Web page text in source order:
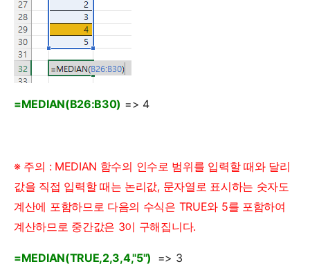
=MEDIAN(B26:B30) => 4
※ 주의 : MEDIAN 함수의 인수로 범위를 입력할 때와 달리
값을 직접 입력할 때는 논리값, 문자열로 표시하는 숫자도
계산에 포함하므로 다음의 수식은 TRUE와 5를 포함하여
계산하므로 중간값은 3이 구해집니다.
=MEDIAN(TRUE,2,3,4,"5") => 3